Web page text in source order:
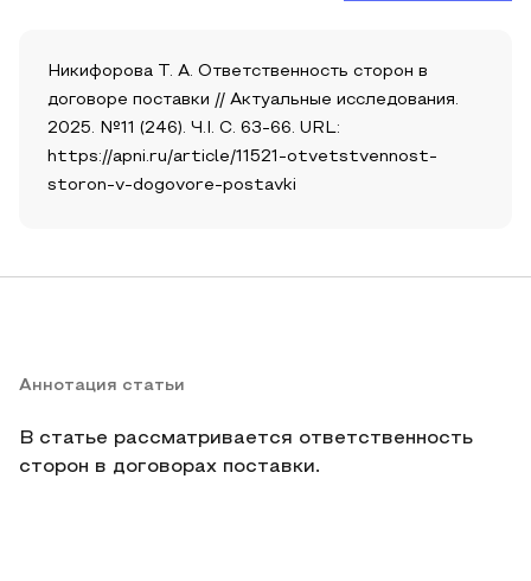
Никифорова Т. А. Ответственность сторон в
договоре поставки // Актуальные исследования.
2025. №11 (246). Ч.I. С. 63-66. URL:
https://apni.ru/article/11521-otvetstvennost-
storon-v-dogovore-postavki
Аннотация статьи
В статье рассматривается ответственность
сторон в договорах поставки.